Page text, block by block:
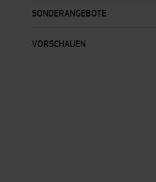
SONDERANGEBOTE
VORSCHAUEN